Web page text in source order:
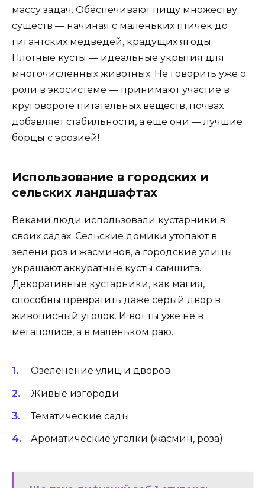
массу задач. Обеспечивают пищу множеству
существ — начиная с маленьких птичек до
гигантских медведей, крадущих ягоды.
Плотные кусты — идеальные укрытия для
многочисленных животных. Не говорить уже о
роли в экосистеме — принимают участие в
круговороте питательных веществ, почвах
добавляет стабильности, а ещё они — лучшие
борцы с эрозией!
Использование в городских и
сельских ландшафтах
Веками люди использовали кустарники в
своих садах. Сельские домики утопают в
зелени роз и жасминов, а городские улицы
украшают аккуратные кусты самшита.
Декоративные кустарники, как магия,
способны превратить даже серый двор в
живописный уголок. И вот ты уже не в
мегаполисе, а в маленьком раю.
Озеленение улиц и дворов
Живые изгороди
Тематические сады
Ароматические уголки (жасмин, роза)